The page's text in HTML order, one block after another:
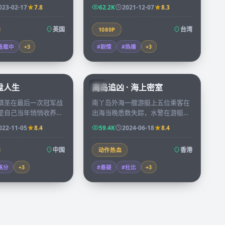
重写。
02-17 7.8
英国
载中 +3
三十年，新一代年轻人决定用纪录
片把母亲的航海日志重新呈现。
62.2K 2021-12-07 8.3
1080P 台湾
#剧情 #热播 +3
91:43
人生
圣在最后一次冠军战
自己当年悄悄收养却
重要。
11-05 8.4
中国
分 +3
HK
92:58
离岛追凶 · 海上密室
南丫岛外海一艘游艇上五位乘客在
出海当晚悉数失踪，水警在游艇舱
底的一个密室里找到唯一的线索，
是一张被烧了一半的地图。
59.4K 2024-06-18 8.4
动作热血 香港
#悬疑 #杜比 +3